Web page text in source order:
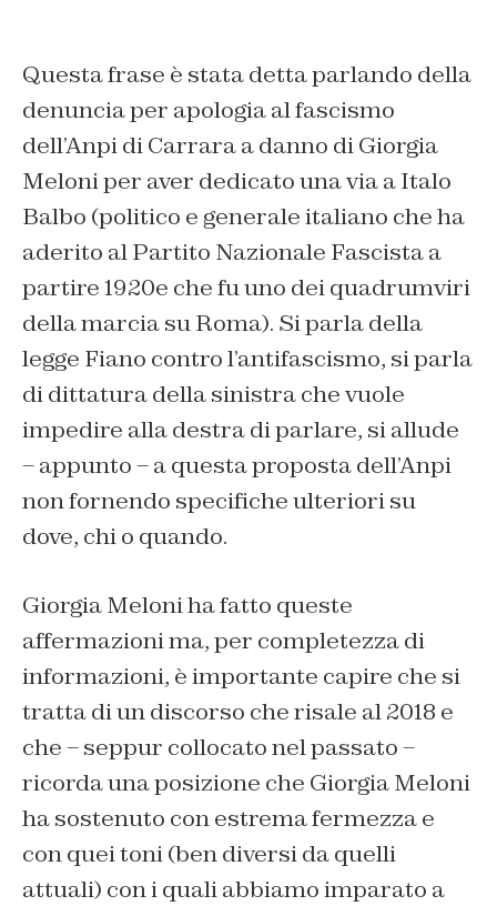
Questa frase è stata detta parlando della
denuncia per apologia al fascismo
dell’Anpi di Carrara a danno di Giorgia
Meloni per aver dedicato una via a Italo
Balbo (politico e generale italiano che ha
aderito al Partito Nazionale Fascista a
partire 1920e che fu uno dei quadrumviri
della marcia su Roma). Si parla della
legge Fiano contro l’antifascismo, si parla
di dittatura della sinistra che vuole
impedire alla destra di parlare, si allude
– appunto – a questa proposta dell’Anpi
non fornendo specifiche ulteriori su
dove, chi o quando.
Giorgia Meloni ha fatto queste
affermazioni ma, per completezza di
informazioni, è importante capire che si
tratta di un discorso che risale al 2018 e
che – seppur collocato nel passato –
ricorda una posizione che Giorgia Meloni
ha sostenuto con estrema fermezza e
con quei toni (ben diversi da quelli
attuali) con i quali abbiamo imparato a